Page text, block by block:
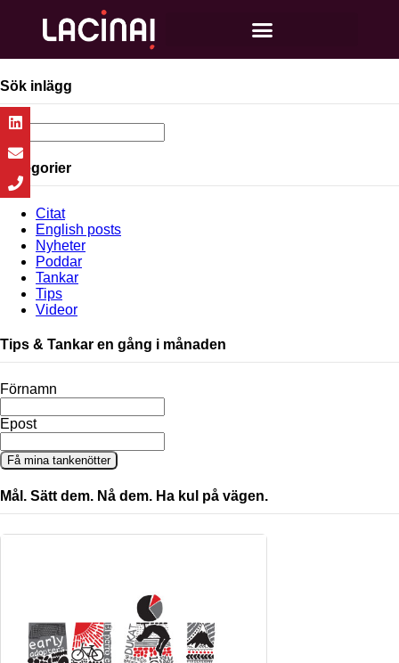
Sök inlägg
Kategorier
Citat
English posts
Nyheter
Poddar
Tankar
Tips
Videor
Tips & Tankar en gång i månaden
Förnamn
Epost
Få mina tankenötter
Mål. Sätt dem. Nå dem. Ha kul på vägen.